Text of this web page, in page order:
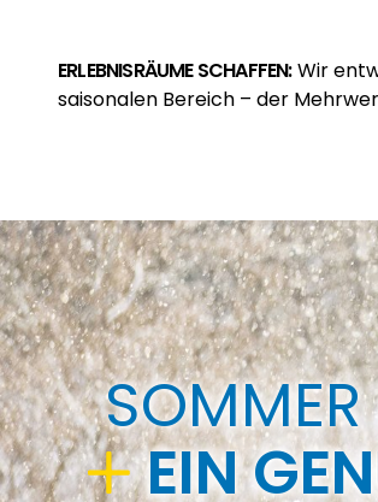
ERLEBNISRÄUME SCHAFFEN:Wir
saisonalen Bereich – der
EIN